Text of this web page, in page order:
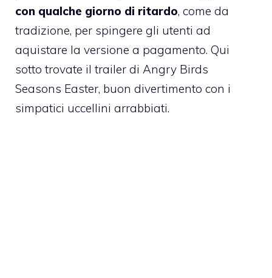
con qualche giorno di ritardo, come da
tradizione, per spingere gli utenti ad
aquistare la versione a pagamento. Qui
sotto trovate il trailer di Angry Birds
Seasons Easter, buon divertimento con i
simpatici uccellini arrabbiati.